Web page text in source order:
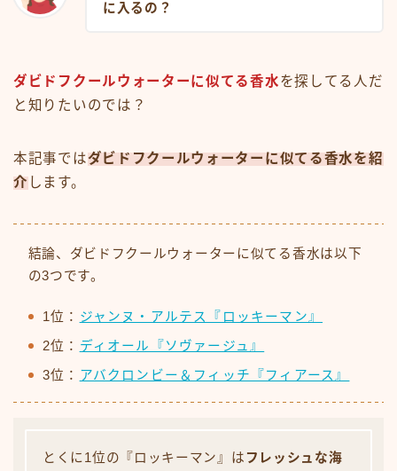
に入るの？
ダビドフクールウォーターに似てる香水を探してる人だ
と知りたいのでは？
本記事ではダビドフクールウォーターに似てる香水を紹
介 します。
結論、ダビドフクールウォーターに似てる香水は以下
の3つです。
1位： ジャンヌ・アルテス『ロッキーマン』
2位： ディオール『ソヴァージュ』
3位： アバクロンビー＆フィッチ『フィアース』
とくに1位の『ロッキーマン』は フレッシュな海